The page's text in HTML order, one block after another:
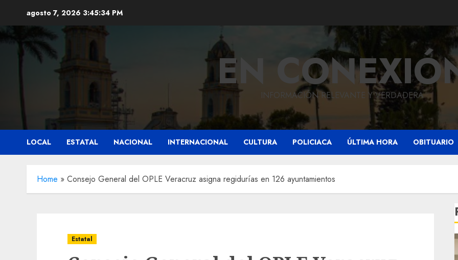
contenido
agosto 7, 2026 3:45:36 PM
ENINFORMACIÓN RELEVANTE Y VERDADERA.
LOCAL ESTATAL NACIONAL INTERNACIONAL CULTURA POLICIACA ÚLTIMA HORA OBITUARIO
Home » Consejo General del OPLE Veracruz asigna regidurías en 126 ayuntamientos
Estatal